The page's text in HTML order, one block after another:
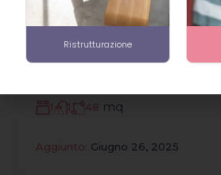
Via Broni 19, Milano
1 1 48 mq
Aggiunto: Giugno 26, 2025
Ristrutturazione